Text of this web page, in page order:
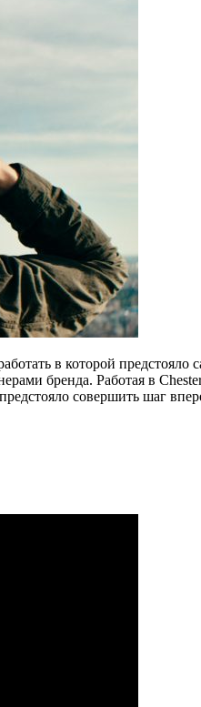
в которой предстояло
бренда. Работая в
совершить шаг